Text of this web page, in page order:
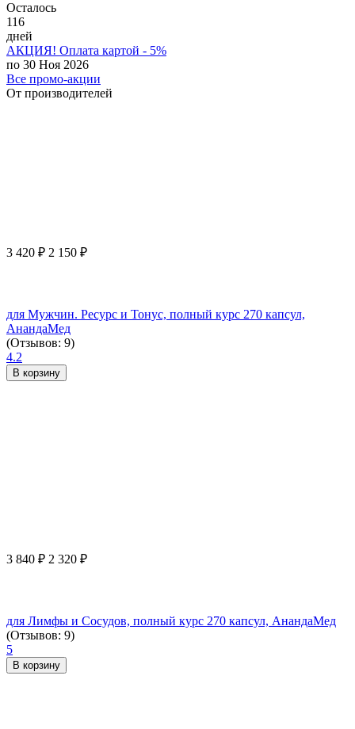
Осталось
116
дней
АКЦИЯ! Оплата картой - 5%
по 30 Ноя 2026
Все промо-акции
От производителей
3 420 ₽ 2 150 ₽
для Мужчин. Ресурс и Тонус, полный курс 270 капсул,
АнандаМед
(Отзывов: 9)
4.2
В корзину
3 840 ₽ 2 320 ₽
для Лимфы и Сосудов, полный курс 270 капсул, АнандаМед
(Отзывов: 9)
5
В корзину